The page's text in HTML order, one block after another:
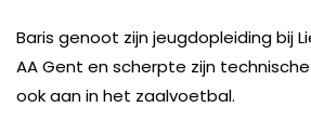
Baris genoot zijn jeugdopleiding bij
AA Gent en scherpte zijn
ook aan in het zaalvoetbal.